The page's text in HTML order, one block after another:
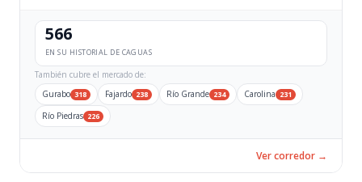
566
EN SU HISTORIAL DE CAGUAS
También cubre el mercado de:
Gurabo 318 Fajardo 238 Río Grande 234 Carolina 231
Río Piedras 226
Ver corredor →